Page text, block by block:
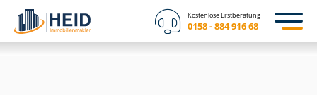
Kostenlose Erstberatung
0158 - 884 916 68